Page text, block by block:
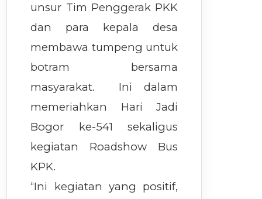
unsur Tim Penggerak PKK
dan para kepala desa
membawa tumpeng untuk
botram bersama
masyarakat. Ini dalam
memeriahkan Hari Jadi
Bogor ke-541 sekaligus
kegiatan Roadshow Bus
KPK.
“Ini kegiatan yang positif,